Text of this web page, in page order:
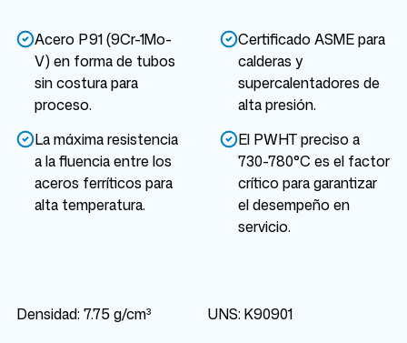
Acero P91 (9Cr-1Mo-
V) en forma de tubos
sin costura para
proceso.
La máxima resistencia
a la fluencia entre los
aceros ferríticos para
alta temperatura.
Certificado ASME para
calderas y
supercalentadores de
alta presión.
El PWHT preciso a
730-780°C es el factor
crítico para garantizar
el desempeño en
servicio.
Densidad: 7.75 g/cm³ UNS: K90901